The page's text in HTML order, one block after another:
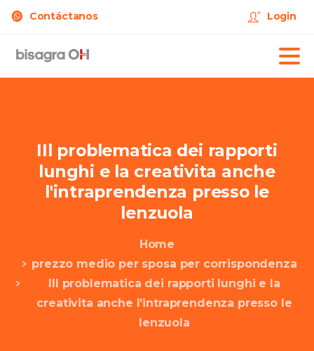
Contáctanos Login
IIl problematica dei rapporti
lunghi e la creativita anche
l'intraprendenza presso le
lenzuola
Home
prezzo medio per sposa per corrispondenza
IIl problematica dei rapporti lunghi e la
creativita anche l’intraprendenza presso le
lenzuola